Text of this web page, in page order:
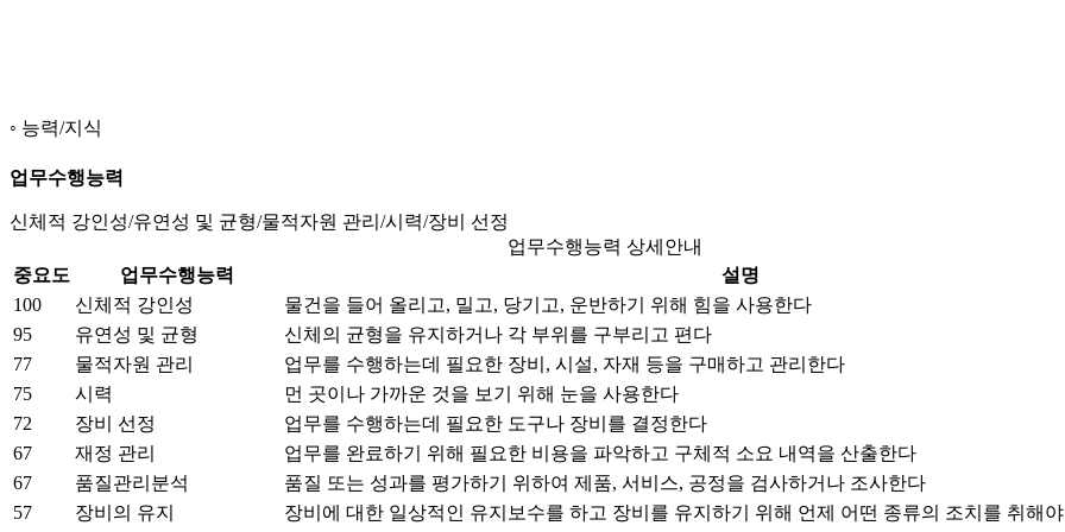
능력/지식
업무수행능력
신체적 강인성/유연성 및 균형/물적자원 관리/시력/장비 선정
업무수행능력 상세안내
중요도
업무수행능력
설명
100
신체적 강인성
물건을 들어 올리고, 밀고, 당기고, 운반하기 위해 힘을 사용한다
95
유연성 및 균형
신체의 균형을 유지하거나 각 부위를 구부리고 편다
77
물적자원 관리
업무를 수행하는데 필요한 장비, 시설, 자재 등을 구매하고 관리한다
75
시력
먼 곳이나 가까운 것을 보기 위해 눈을 사용한다
72
장비 선정
업무를 수행하는데 필요한 도구나 장비를 결정한다
67
재정 관리
업무를 완료하기 위해 필요한 비용을 파악하고 구체적 소요 내역을 산출한다
67
품질관리분석
품질 또는 성과를 평가하기 위하여 제품, 서비스, 공정을 검사하거나 조사한다
57
장비의 유지 장비에 대한 일상적인 유지보수를 하고 장비를 유지하기 위해 언제 어떤 종류의 조치를 취해